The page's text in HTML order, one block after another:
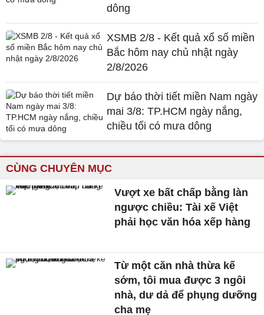
dông
XSMB 2/8 - Kết quả xổ số miền
Bắc hôm nay chủ nhật ngày
2/8/2026
Dự báo thời tiết miền Nam ngày
mai 3/8: TP.HCM ngày nắng,
chiều tối có mưa dông
CÙNG CHUYÊN MỤC
Vượt xe bất chấp bằng làn
ngược chiều: Tài xế Việt
phải học văn hóa xếp hàng
Từ một căn nhà thừa kế
sớm, tôi mua được 3 ngôi
nhà, dư dả để phụng dưỡng
cha mẹ